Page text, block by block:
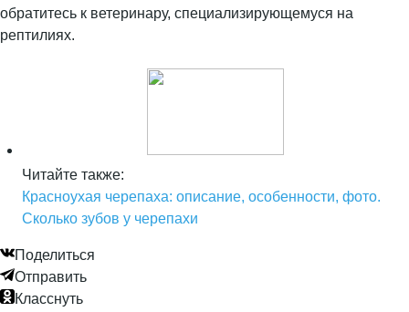
обратитесь к ветеринару, специализирующемуся на
рептилиях.
Читайте также:
Красноухая черепаха: описание, особенности, фото.
Сколько зубов у черепахи
Поделиться
Отправить
Класснуть